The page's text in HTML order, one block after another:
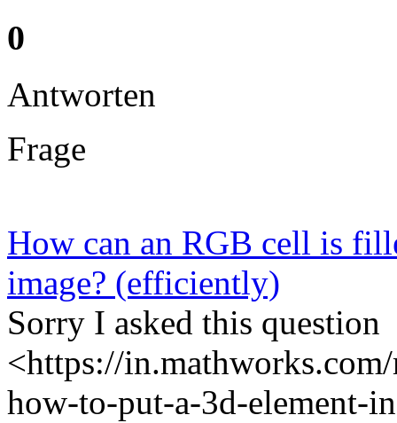
0
Antworten
Frage
How can an RGB cell is
image? (efficiently)
Sorry I asked this question
<https://
how-to-put-a-3d-element-